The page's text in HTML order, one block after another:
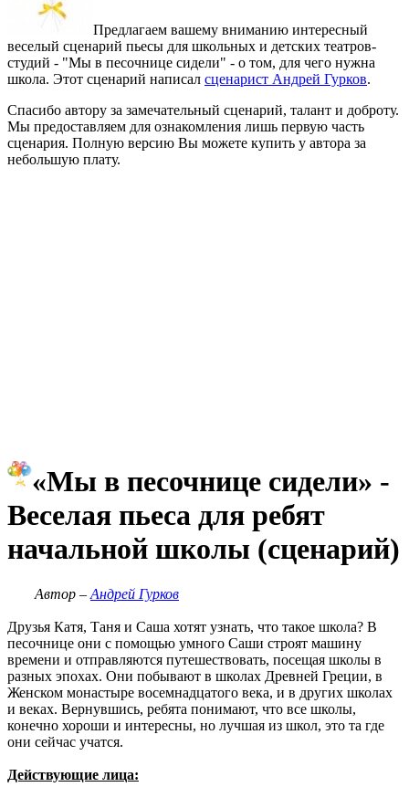
Предлагаем вашему вниманию интересный
веселый сценарий пьесы для школьных и детских театров-
студий - "Мы в песочнице сидели" - о том, для чего нужна
школа. Этот сценарий написал сценарист Андрей Гурков.
Спасибо автору за замечательный сценарий, талант и доброту.
Мы предоставляем для ознакомления лишь первую часть
сценария. Полную версию Вы можете купить у автора за
небольшую плату.
«Мы в песочнице сидели» -
Веселая пьеса для ребят
начальной школы (сценарий)
Автор – Андрей Гурков
Друзья Катя, Таня и Саша хотят узнать, что такое школа? В
песочнице они с помощью умного Саши строят машину
времени и отправляются путешествовать, посещая школы в
разных эпохах. Они побывают в школах Древней Греции, в
Женском монастыре восемнадцатого века, и в других школах
и веках. Вернувшись, ребята понимают, что все школы,
конечно хороши и интересны, но лучшая из школ, это та где
они сейчас учатся.
Действующие лица: